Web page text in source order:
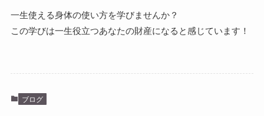
一生使える身体の使い方を学びませんか？
この学びは一生役立つあなたの財産になると感じています！
ブログ